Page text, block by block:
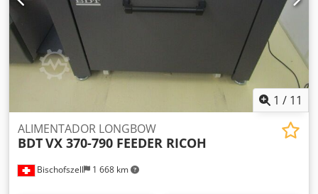
1 / 11
Bischofszell 1 668 km
ALIMENTADOR LONGBOW
BDTVX 370-790 FEEDER RICOH